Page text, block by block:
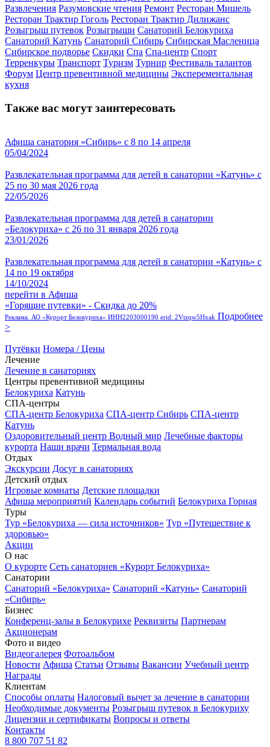
Развлечения Разумовские чтения Ремонт Ресторан Мишель
Ресторан Трактир Гоголь Ресторан Трактир Дилижанс
Розыгрыш путевок Розыгрыши Санаторий Белокуриха
Санаторий Катунь Санаторий Сибирь Сибирская Масленица
Сибирское подворье Скидки Спа Спа-центр Спорт
Терренкуры Транспорт Туризм Турнир Фестиваль талантов
Форум Центр превентивной медицины Эксперементальная
кухня
Также вас могут заинтересовать
Афиша санатория «Сибирь» с 8 по 14 апреля
05/04/2024
Развлекательная программа для детей в санатории «Катунь» с
25 по 30 мая 2026 года
22/05/2026
Развлекательная программа для детей в санатории
«Белокуриха» с 26 по 31 января 2026 года
23/01/2026
Развлекательная программа для детей в санатории «Катунь» с
14 по 19 октября
14/10/2024
перейти в Афиша
«Горящие путевки» - Скидка до 20%
Реклама. АО «Курорт Белокуриха» ИНН2203000190 erid: 2Vtzqw5Hxak Подробнее
>
Путёвки Номера / Цены
Лечение
Лечение в санаториях
Центры превентивной медицины
Белокуриха Катунь
СПА-центры
СПА-центр Белокуриха СПА-центр Сибирь СПА-центр
Катунь
Оздоровительный центр Водный мир Лечебные факторы
курорта Наши врачи Термальная вода
Отдых
Экскурсии Досуг в санаториях
Детский отдых
Игровые комнаты Детские площадки
Афиша мероприятий Календарь событий Белокуриха Горная
Туры
Тур «Белокуриха — сила источников» Тур «Путешествие к
здоровью»
Акции
О нас
О курорте Сеть санаториев «Курорт Белокуриха»
Санатории
Санаторий «Белокуриха» Санаторий «Катунь» Санаторий
«Сибирь»
Бизнес
Конференц-залы в Белокурихе Реквизиты Партнерам
Акционерам
Фото и видео
Видеогалерея Фотоальбом
Новости Афиша Статьи Отзывы Вакансии Учебный центр
Награды
Клиентам
Способы оплаты Налоговый вычет за лечение в санатории
Необходимые документы Розыгрыш путевок в Белокуриху
Лицензии и сертификаты Вопросы и ответы
Контакты
8 800 707 51 82